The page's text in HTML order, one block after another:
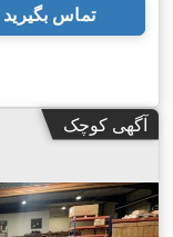
تماس بگیرید
آگهی کوچک